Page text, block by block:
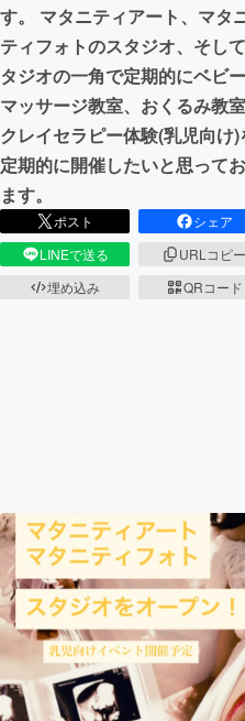
CAMPFIRE for Social
CAMPFIREふるさと納
す。 マタニティアート、マタ
ティフォトのスタジオ、そし
タジオの一角で定期的にベビー
マッサージ教室、おくるみ教室
クレイセラピー体験(乳児向け)
定期的に開催したいと思って
ます。
ポスト
シェア
LINEで送る
URLコピー
埋め込み
QRコード